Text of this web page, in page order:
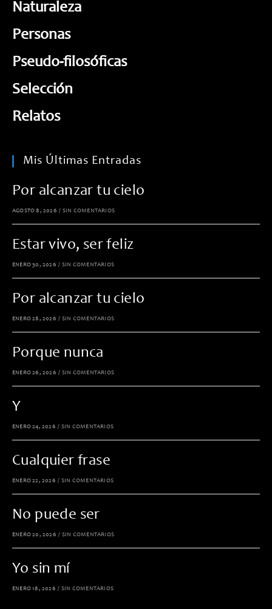
Naturaleza
Personas
Pseudo-filosóficas
Selección
Relatos
Mis Últimas Entradas
Por alcanzar tu cielo
AGOSTO 8, 2026 / SIN COMENTARIOS
Estar vivo, ser feliz
ENERO 30, 2026 / SIN COMENTARIOS
Por alcanzar tu cielo
ENERO 28, 2026 / SIN COMENTARIOS
Porque nunca
ENERO 26, 2026 / SIN COMENTARIOS
Y
ENERO 24, 2026 / SIN COMENTARIOS
Cualquier frase
ENERO 22, 2026 / SIN COMENTARIOS
No puede ser
ENERO 20, 2026 / SIN COMENTARIOS
Yo sin mí
ENERO 18, 2026 / SIN COMENTARIOS